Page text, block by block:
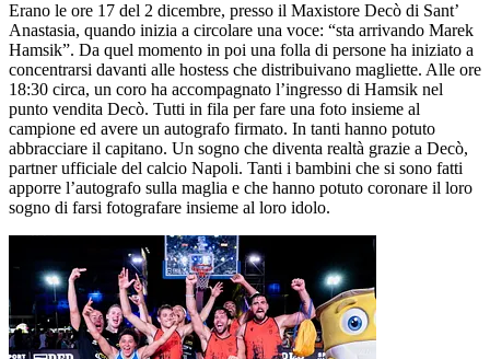
Erano le ore 17 del 2 dicembre, presso il Maxistore Decò di Sant’
Anastasia, quando inizia a circolare una voce: “sta arrivando Marek
Hamsik”. Da quel momento in poi una folla di persone ha iniziato a
concentrarsi davanti alle hostess che distribuivano magliette. Alle ore
18:30 circa, un coro ha accompagnato l’ingresso di Hamsik nel
punto vendita Decò. Tutti in fila per fare una foto insieme al
campione ed avere un autografo firmato. In tanti hanno potuto
abbracciare il capitano. Un sogno che diventa realtà grazie a Decò,
partner ufficiale del calcio Napoli. Tanti i bambini che si sono fatti
apporre l’autografo sulla maglia e che hanno potuto coronare il loro
sogno di farsi fotografare insieme al loro idolo.